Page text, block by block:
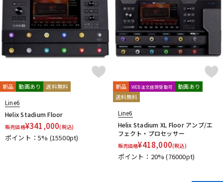
キーボード 電子ピアノ
DJ機器 DTM
新品 動画あり 送料無料
Line6
Helix Stadium Floor
販売価格¥341,000(税込)
ポイント：5% (15500pt)
新品 WEB注文店頭受取可
動画あり
送料無料
Line6
Helix Stadium XL Floor アンプ/エ
フェクト・プロセッサー
販売価格¥418,000(税込)
ポイント：20%(76000pt)